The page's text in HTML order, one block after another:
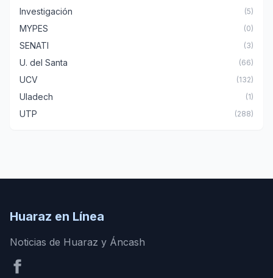
Investigación (5)
MYPES (0)
SENATI (3)
U. del Santa (66)
UCV (132)
Uladech (1)
UTP (288)
Huaraz en Línea
Noticias de Huaraz y Áncash